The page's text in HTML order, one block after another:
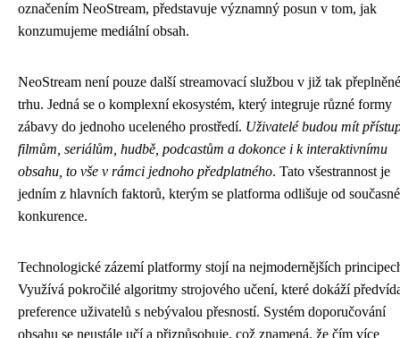
označením NeoStream, představuje významný posun v tom, jak
konzumujeme mediální obsah.
NeoStream není pouze další streamovací službou v již tak
trhu. Jedná se o komplexní ekosystém, který integruje různé formy
zábavy do jednoho uceleného prostředí. Uživatelé budou mít
filmům, seriálům, hudbě, podcastům a dokonce i k interaktivnímu
obsahu, to vše v rámci jednoho předplatného. Tato všestrannost je
jedním z hlavních faktorů, kterým se platforma odlišuje od současné
konkurence.
Technologické zázemí platformy stojí na nejmodernějších
Využívá pokročilé algoritmy strojového učení, které dokáží
preference uživatelů s nebývalou přesností. Systém doporučování
obsahu se neustále učí a přizpůsobuje, což znamená, že čím více